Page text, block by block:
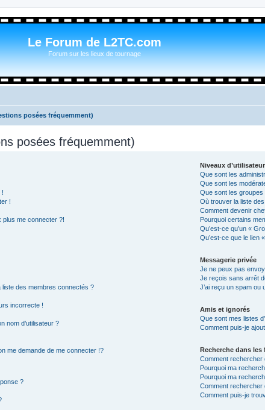
Le Forum de L2TC.com
Forum sur les lieux de tournage
posées fréquemment)
posées fréquemment)
!
!
plus me connecter ?!
liste des membres connectés ?
incorrecte !
nom d’utilisateur ?
me demande de me connecter !?
?
Niveaux
Que sont les
Que sont les
Que sont les groupes
Où trouver la liste
Comment devenir
Pourquoi certains
Qu’est-ce qu’un «
Qu’est-ce que le lien
Messagerie privée
Je ne peux pas
Je reçois sans arrêt
J’ai reçu un spam ou
Amis et ignorés
Que sont mes listes
Comment puis-je
Recherche dans les
Comment rechercher
Pourquoi ma
Pourquoi ma
Comment rechercher
Comment puis-je